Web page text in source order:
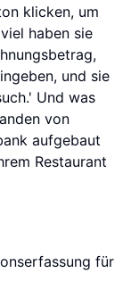
klicken, um
haben sie
und sie
Und was
von
aufgebaut
Restaurant